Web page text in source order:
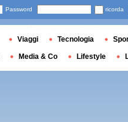
Password ricorda
Viaggi Tecnologia
Media & Co Lifestyle